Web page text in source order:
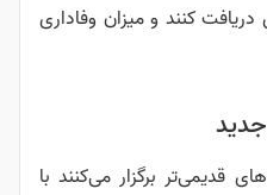
دریافت کنند و میزان وفاداری
قدیمی‌تر برگزار می‌کنند با